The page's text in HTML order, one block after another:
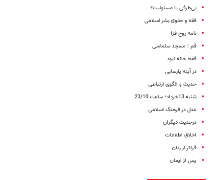
بی‌طرفی یا مسئولیت؟
فقه و حقوق بشر اسلامی
نامه روح فزا
قم ؛ مسجد سلماسی
فقط خانه نبود
در آینه پارسایی
حدیث و الگوی ارتباطی
شنبه 13خرداد؛ ساعت 23/10
عدل در فرهنگ اسلامی
در‌حدیث دیگران
اخلاق اطلاعات
فراتر از زبان
پس از ایمان